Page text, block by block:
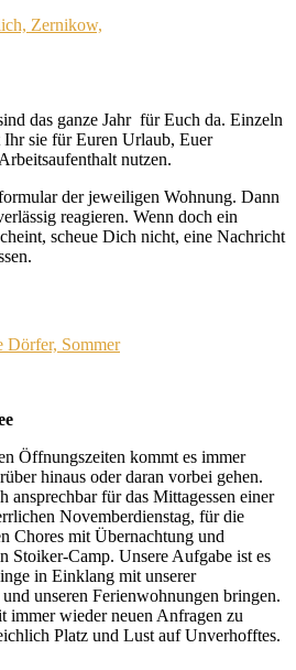
das ganze Jahr für Euch da. Einzeln
sie für Euren Urlaub, Euer
nutzen.
der jeweiligen Wohnung. Dann
reagieren. Wenn doch ein
scheue Dich nicht, eine Nachricht
Öffnungszeiten kommt es immer
hinaus oder daran vorbei gehen.
ansprechbar für das Mittagessen einer
Novemberdienstag, für die
Chores mit Übernachtung und
Stoiker-Camp. Unsere Aufgabe ist es
in Einklang mit unserer
unseren Ferienwohnungen bringen.
immer wieder neuen Anfragen zu
Platz und Lust auf Unverhofftes.